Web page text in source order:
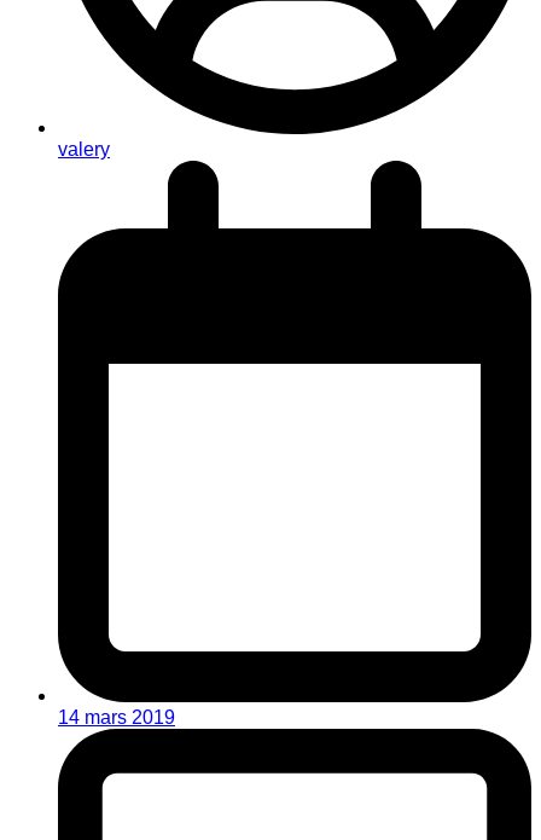
valery
14 mars 2019